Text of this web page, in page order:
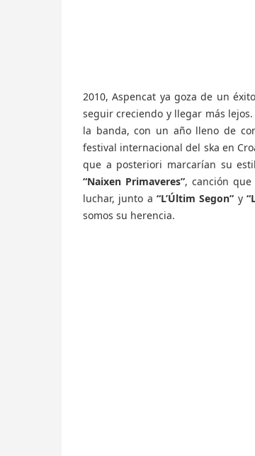
2010, Aspencat ya goza de un
seguir creciendo y llegar más
la banda, con un año lleno de
festival internacional del ska en
que a posteriori marcarían su
“Naixen Primaveres”, canción
luchar, junto a“L’Últim Segon” y
somos su herencia.